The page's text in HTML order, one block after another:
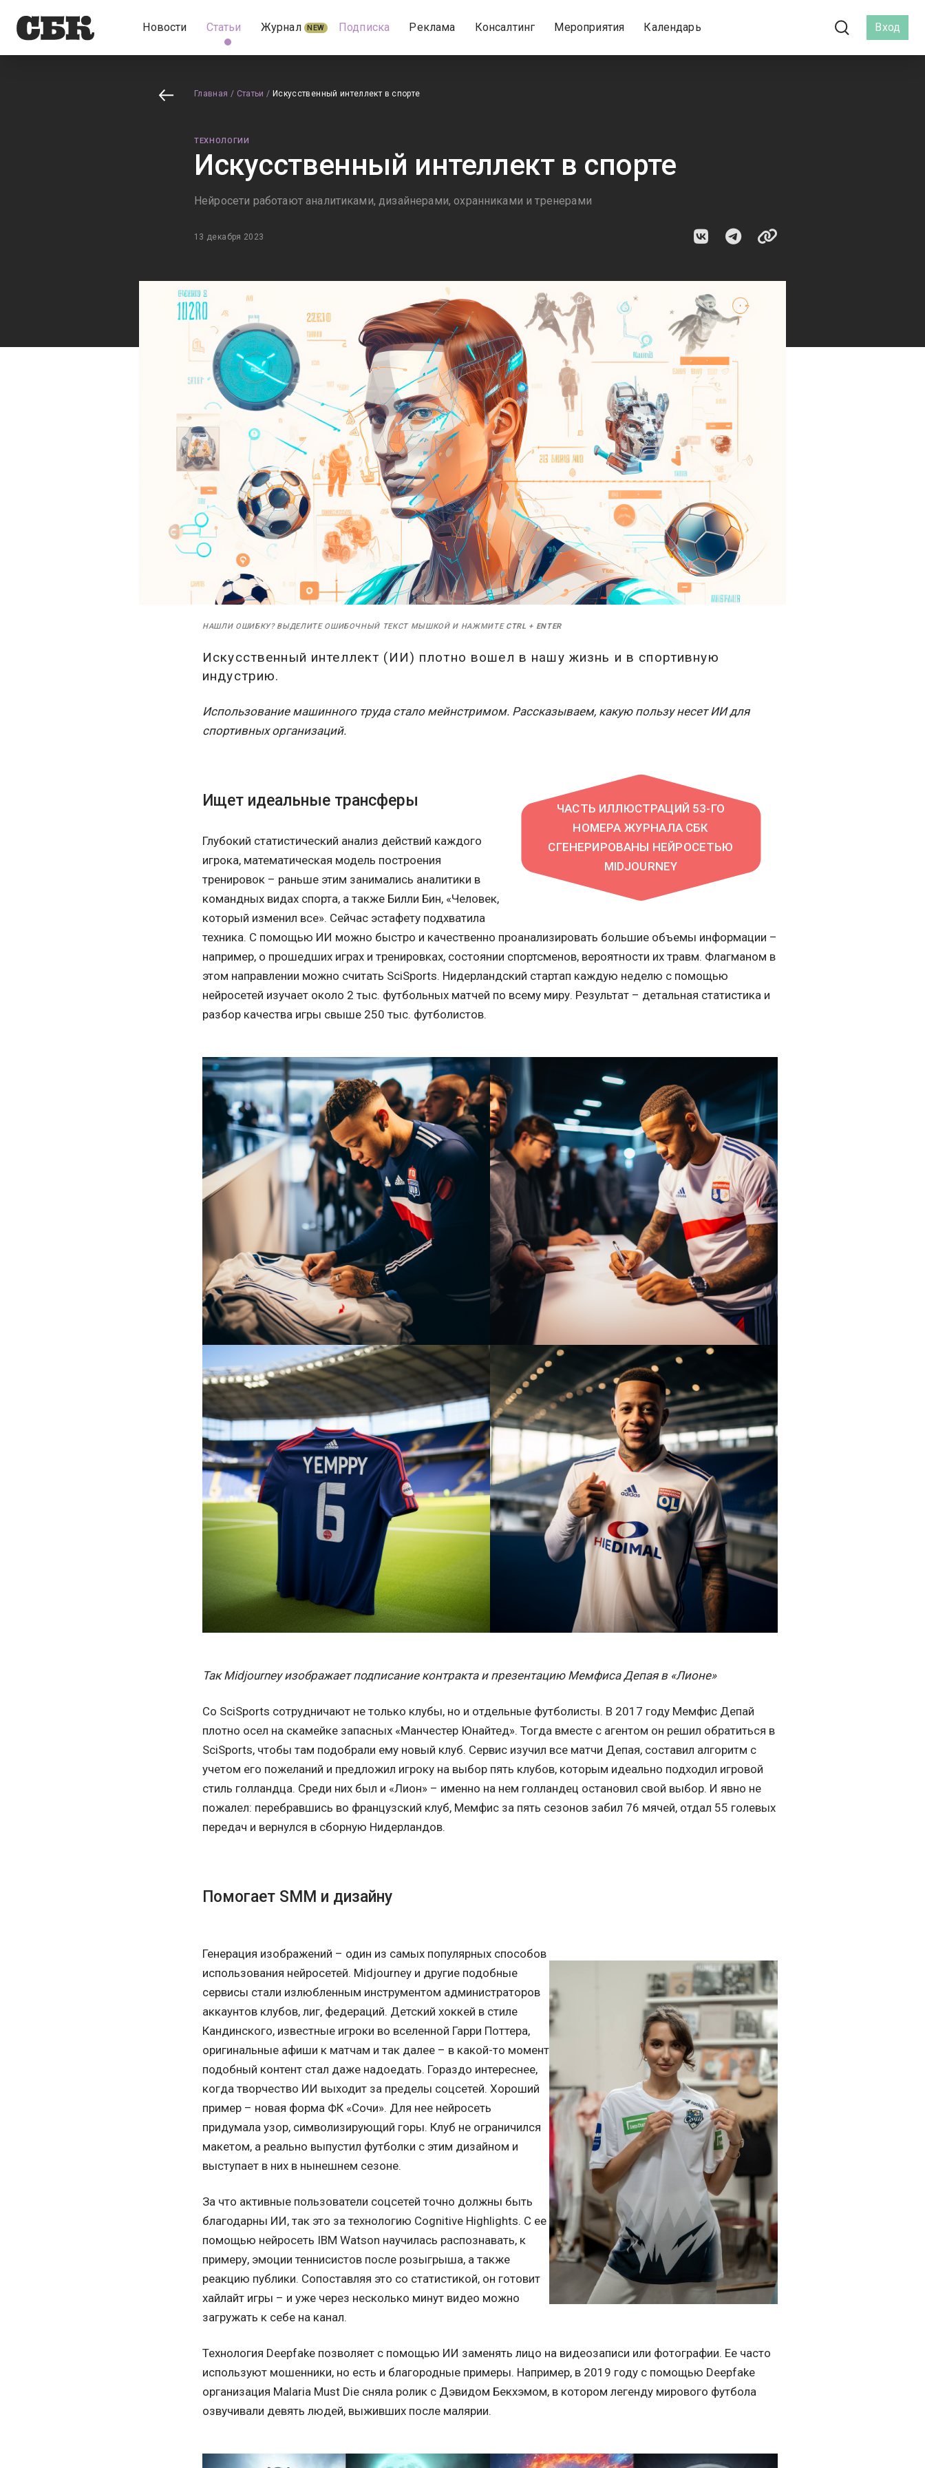
Новости Статьи Журнал NEW Подписка Реклама Консалтинг Мероприятия Календарь Вход
Главная / Статьи / Искусственный интеллект в спорте
ТЕХНОЛОГИИ
Искусственный интеллект в спорте
Нейросети работают аналитиками, дизайнерами, охранниками и тренерами
13 декабря 2023
НАШЛИ ОШИБКУ? ВЫДЕЛИТЕ ОШИБОЧНЫЙ ТЕКСТ МЫШКОЙ И НАЖМИТЕ CTRL + ENTER
Искусственный интеллект (ИИ) плотно вошел в нашу жизнь и в спортивную
индустрию.
Использование машинного труда стало мейнстримом. Рассказываем, какую пользу несет ИИ для
спортивных организаций.
ЧАСТЬ ИЛЛЮСТРАЦИЙ 53-ГО
НОМЕРА ЖУРНАЛА СБК
СГЕНЕРИРОВАНЫ НЕЙРОСЕТЬЮ
MIDJOURNEY
Ищет идеальные трансферы
Глубокий статистический анализ действий каждого
игрока, математическая модель построения
тренировок – раньше этим занимались аналитики в
командных видах спорта, а также Билли Бин, «Человек,
который изменил все». Сейчас эстафету подхватила
техника. С помощью ИИ можно быстро и качественно проанализировать большие объемы информации –
например, о прошедших играх и тренировках, состоянии спортсменов, вероятности их травм. Флагманом в
этом направлении можно считать SciSports. Нидерландский стартап каждую неделю с помощью
нейросетей изучает около 2 тыс. футбольных матчей по всему миру. Результат – детальная статистика и
разбор качества игры свыше 250 тыс. футболистов.
Так Midjourney изображает подписание контракта и презентацию Мемфиса Депая в «Лионе»
Со SciSports сотрудничают не только клубы, но и отдельные футболисты. В 2017 году Мемфис Депай
плотно осел на скамейке запасных «Манчестер Юнайтед». Тогда вместе с агентом он решил обратиться в
SciSports, чтобы там подобрали ему новый клуб. Сервис изучил все матчи Депая, составил алгоритм с
учетом его пожеланий и предложил игроку на выбор пять клубов, которым идеально подходил игровой
стиль голландца. Среди них был и «Лион» – именно на нем голландец остановил свой выбор. И явно не
пожалел: перебравшись во французский клуб, Мемфис за пять сезонов забил 76 мячей, отдал 55 голевых
передач и вернулся в сборную Нидерландов.
Помогает SMM и дизайну
Генерация изображений – один из самых популярных способов
использования нейросетей. Midjourney и другие подобные
сервисы стали излюбленным инструментом администраторов
аккаунтов клубов, лиг, федераций. Детский хоккей в стиле
Кандинского, известные игроки во вселенной Гарри Поттера,
оригинальные афиши к матчам и так далее – в какой-то момент
подобный контент стал даже надоедать. Гораздо интереснее,
когда творчество ИИ выходит за пределы соцсетей. Хороший
пример – новая форма ФК «Сочи». Для нее нейросеть
придумала узор, символизирующий горы. Клуб не ограничился
макетом, а реально выпустил футболки с этим дизайном и
выступает в них в нынешнем сезоне.
За что активные пользователи соцсетей точно должны быть
благодарны ИИ, так это за технологию Cognitive Highlights. С ее
помощью нейросеть IBM Watson научилась распознавать, к
примеру, эмоции теннисистов после розыгрыша, а также
реакцию публики. Сопоставляя это со статистикой, он готовит
хайлайт игры – и уже через несколько минут видео можно
загружать к себе на канал.
Технология Deepfake позволяет с помощью ИИ заменять лицо на видеозаписи или фотографии. Ее часто
используют мошенники, но есть и благородные примеры. Например, в 2019 году с помощью Deepfake
организация Malaria Must Die сняла ролик с Дэвидом Бекхэмом, в котором легенду мирового футбола
озвучивали девять людей, выживших после малярии.